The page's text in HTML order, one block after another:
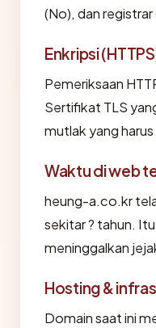
(No), dan
Enkripsi
Pemeriksaan
Sertifikat TLS
mutlak yang
Waktu di web
heung-a.co.kr
sekitar ? tahun.
meninggalkan
Hosting &
Domain saat ini